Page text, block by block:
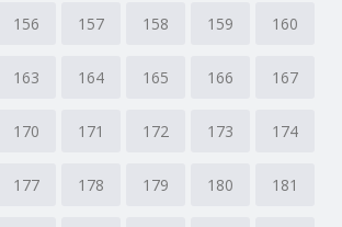
156 157 158 159 160
163 164 165 166 167
170 171 172 173 174
177 178 179 180 181